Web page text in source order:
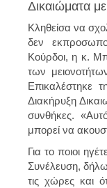
Δικαιώματα
Κληθείσα να
δεν
Κούρδοι, η κ.
των
Επικαλέστηκε
Διακήρυξη
συνθήκες.
μπορεί να
Για το ποιοι
Συνέλευση,
τις χώρες και